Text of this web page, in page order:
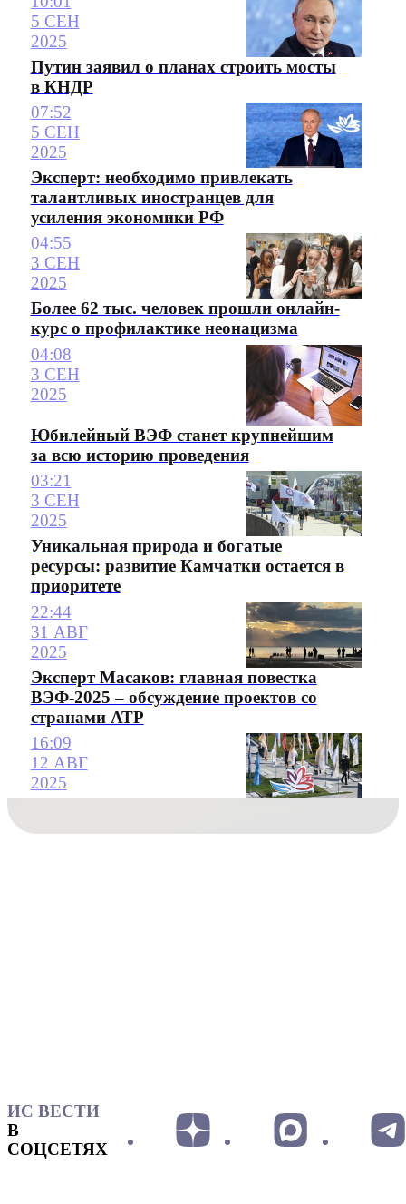
5 СЕН
2025
Путин заявил о планах строить мосты
в КНДР
07:52
5 СЕН
2025
Эксперт: необходимо привлекать
талантливых иностранцев для
усиления экономики РФ
04:55
3 СЕН
2025
Более 62 тыс. человек прошли онлайн-
курс о профилактике неонацизма
04:08
3 СЕН
2025
Юбилейный ВЭФ станет крупнейшим
за всю историю проведения
03:21
3 СЕН
2025
Уникальная природа и богатые
ресурсы: развитие Камчатки остается в
приоритете
22:44
31 АВГ
2025
Эксперт Масаков: главная повестка
ВЭФ-2025 – обсуждение проектов со
странами АТР
16:09
12 АВГ
2025
ИС ВЕСТИ
В
СОЦСЕТЯХ